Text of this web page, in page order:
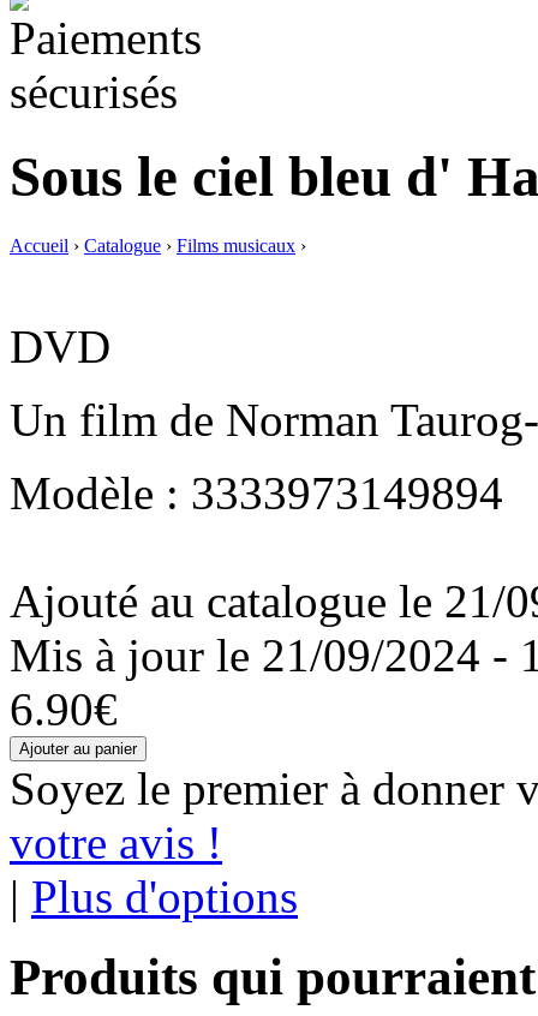
Sous le ciel bleu d'
Accueil › Catalogue › Films musicaux ›
DVD
Un film de Norman
Modèle : 3333973149894
Ajouté au catalogue le 21/
Mis à jour le 21/09/2024 -
6.90€
Soyez le premier à donner
votre avis !
| Plus d'options
Produits qui